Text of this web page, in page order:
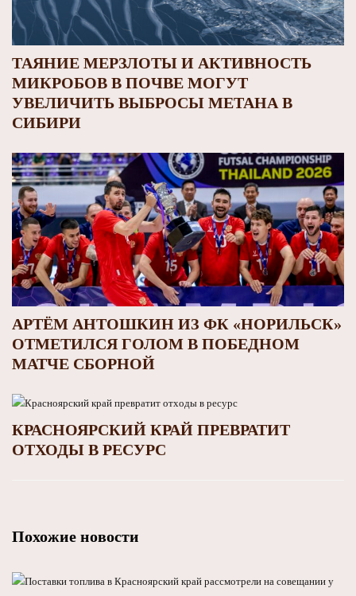
ТАЯНИЕ МЕРЗЛОТЫ И АКТИВНОСТЬ
МИКРОБОВ В ПОЧВЕ МОГУТ
УВЕЛИЧИТЬ ВЫБРОСЫ МЕТАНА В
СИБИРИ
АРТЁМ АНТОШКИН ИЗ ФК «НОРИЛЬСК»
ОТМЕТИЛСЯ ГОЛОМ В ПОБЕДНОМ
МАТЧЕ СБОРНОЙ
КРАСНОЯРСКИЙ КРАЙ ПРЕВРАТИТ
ОТХОДЫ В РЕСУРС
Похожие новости